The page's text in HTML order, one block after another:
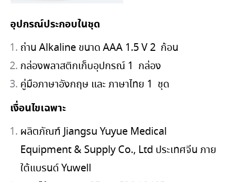
อุปกรณ์ประกอบในชุด
ถ่าน Alkaline ขนาด AAA 1.5 V 2 ก้อน
กล่องพลาสติกเก็บอุปกรณ์ 1 กล่อง
คู่มือภาษาอังกฤษ และ ภาษาไทย 1 ชุด
เงื่อนไขเฉพาะ
ผลิตภัณฑ์ Jiangsu Yuyue Medical
Equipment & Supply Co., Ltd ประเทศจีน ภาย
ใต้แบรนด์ Yuwell